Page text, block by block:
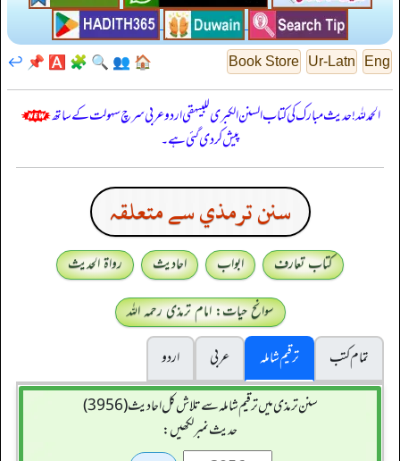
Eng
Ur-Latn
Book Store
🏠
👥
🔍
🧩
🅰️
📌
↩️
الحمدللہ! حدیث مبارک کی کتاب السنن الكبرى للبيهقي اردو عربی سرچ سہولت کے ساتھ
پیش کر دی گئی ہے۔
سنن ترمذي سے متعلقہ
کتاب تعارف ابواب احادیث
رواۃ الحدیث
سوانح حیات: امام ترمذی رحمہ اللہ
تمام کتب
ترقیم شاملہ عربی
اردو
سنن ترمذی میں ترقیم شاملہ سے تلاش کل احادیث (3956)
حدیث نمبر لکھیں: